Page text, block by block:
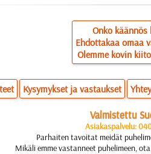
Onko käännös
Ehdottakaa omaa
Olemme kovin
Kysymykset ja vastaukset
Valmistettu
Asiakaspalvelu:
Parhaiten tavoitat meidät
Mikäli emme vastanneet puhelimeen,